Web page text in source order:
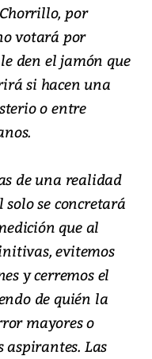
por
votará por
den el jamón que
si hacen una
o entre
de una realidad
se concretará
que al
evitemos
y cerremos el
de quién la
mayores o
aspirantes. Las